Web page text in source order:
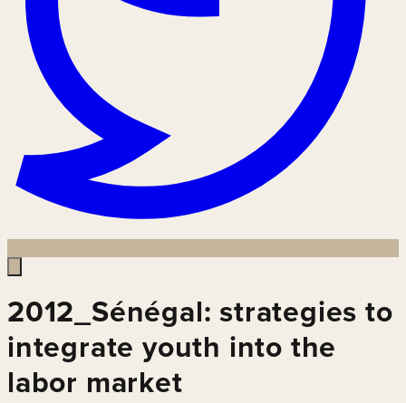
2012_Sénégal: strategies to
integrate youth into the
labor market